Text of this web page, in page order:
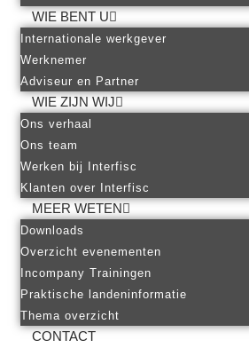
WIE BENT U
Internationale werkgever
Werknemer
Adviseur en Partner
WIE ZIJN WIJ
Ons verhaal
Ons team
Werken bij Interfisc
Klanten over Interfisc
MEER WETEN
Downloads
Overzicht evenementen
Incompany Trainingen
Praktische landeninformatie
Thema overzicht
CONTACT